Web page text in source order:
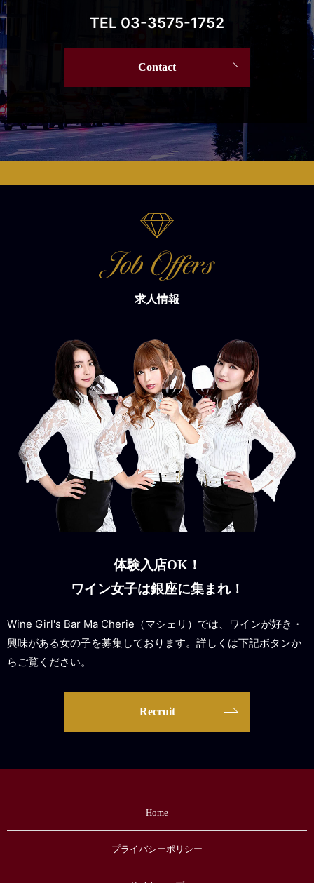
TEL 03-3575-1752
Contact
求人情報
体験入店OK！
ワイン女子は銀座に集まれ！
Wine Girl's Bar Ma Cherie（マシェリ）では、ワインが好き・
興味がある女の子を募集しております。詳しくは下記ボタンか
らご覧ください。
Recruit
Home
プライバシーポリシー